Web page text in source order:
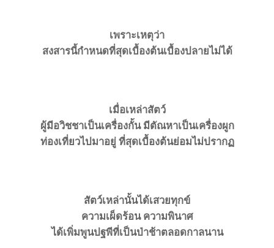
เพราะเหตุว่า
สงสารนี้กำหนดที่สุดเบื้องต้นเบื้องปลายไม่ได้
เมื่อเหล่าสัตว์
ผู้มีอวิชชาเป็นเครื่องกั้น มีตัณหาเป็นเครื่องผูก
ท่องเที่ยวไปมาอยู่ที่สุดเบื้องต้นย่อมไม่ปรากฏ
สัตว์เหล่านั้นได้เสวยทุกข์
ความเผ็ดร้อน ความพินาศ
ได้เพิ่มพูนปฐพีที่เป็นป่าช้าตลอดกาลนาน